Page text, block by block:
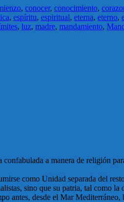
, conocer, conocimiento,
, espíritu, espiritual, eterna, eterno,
, luz, madre, mandamiento,
a manera de religión
como Unidad separada del
sino que su patria, tal como la
antes, desde el Mar Mediterráneo,